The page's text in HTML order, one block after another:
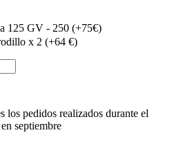
125 GV - 250 (+75€)
x 2 (+64 €)
los pedidos realizados durante el
septiembre